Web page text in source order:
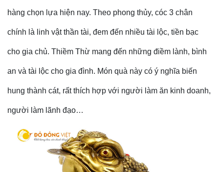
hàng chọn lựa hiện nay. Theo phong thủy, cóc 3 chân
chính là linh vật thần tài, đem đến nhiều tài lộc, tiền bạc
cho gia chủ. Thiềm Thừ mang đến những điềm lành, bình
an và tài lộc cho gia đình. Món quà này có ý nghĩa biến
hung thành cát, rất thích hợp với người làm ăn kinh doanh,
người làm lãnh đạo…